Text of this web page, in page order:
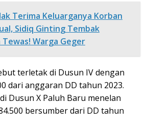
Terima Keluarganya Korban
Sidiq Ginting Tembak
Warga Geger
terletak di Dusun IV dengan
dari anggaran DD tahun 2023.
Dusun X Paluh Baru menelan
bersumber dari DD tahun